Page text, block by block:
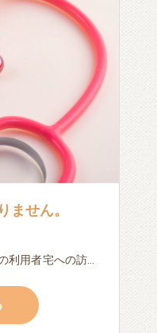
ません。